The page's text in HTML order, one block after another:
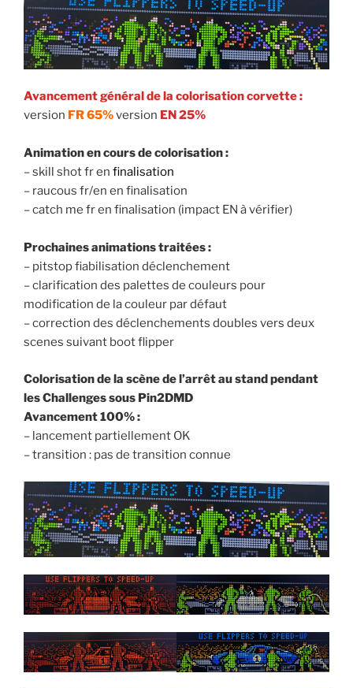
Avancement général de la colorisation corvette :
version FR 65%version EN 25%
Animation en cours de colorisation :
– skill shot fr en finalisation
– raucous fr/en en finalisation
– catch me fr en finalisation (impact EN à vérifier)
Prochaines animations traitées :
– pitstop fiabilisation déclenchement
– clarification des palettes de couleurs pour
modification de la couleur par défaut
– correction des déclenchements doubles vers deux
scenes suivant boot flipper
Colorisation de la scène de l’arrêt au stand pendant
les Challenges sous Pin2DMD
Avancement 100% :
– lancement partiellement OK
– transition : pas de transition connue